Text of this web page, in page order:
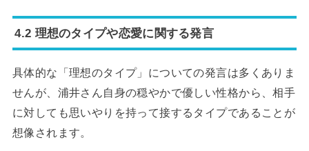
4.2 理想のタイプや恋愛に関する発言
具体的な「理想のタイプ」についての発言は多くありま
せんが、浦井さん自身の穏やかで優しい性格から、相手
に対しても思いやりを持って接するタイプであることが
想像されます。